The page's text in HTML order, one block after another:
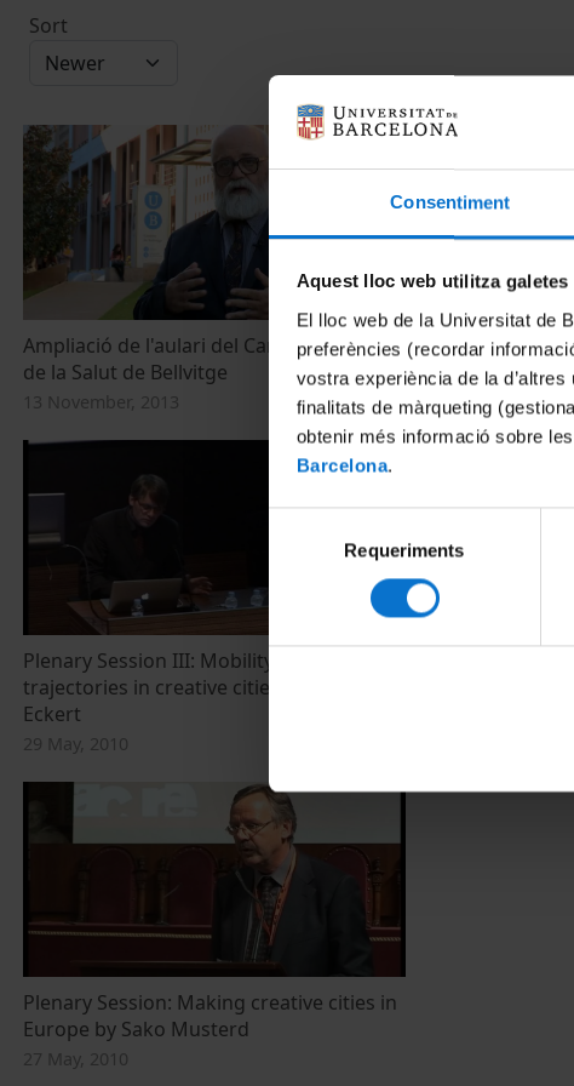
Consentiment
Aquest lloc web utilitza galetes
El lloc web de la Universitat de
preferències (recordar
vostra experiència de la
finalitats de màrqueting
obtenir més informació sobre
Barcelona.
consentiment
Requeriments
Sort
Ampliació de l'aulari del Campus Ciències
de la Salut de Bellvitge
13 November, 2013
Nas margens.
Baró de Viver
4 October, 2011
Plenary Session III: Mobility and personal
trajectories in creative cities by Denis
Eckert
29 May, 2010
Plenary Session: Making creative cities in
Europe by Sako Musterd
27 May, 2010